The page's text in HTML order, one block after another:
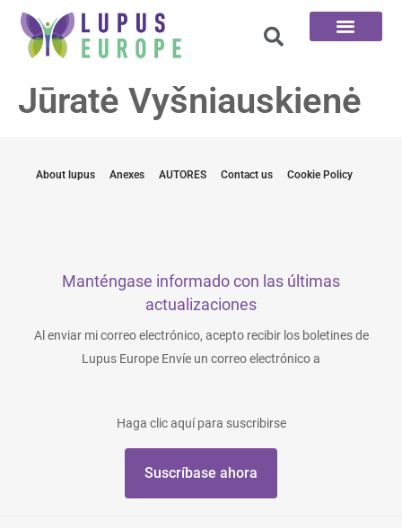
Jūratė Vyšniauskienė
About lupus Anexes AUTORES Contact us Cookie Policy
Manténgase informado con las últimas
actualizaciones
Al enviar mi correo electrónico, acepto recibir los boletines de
Lupus Europe Envíe un correo electrónico a
Haga clic aquí para suscribirse
Suscríbase ahora